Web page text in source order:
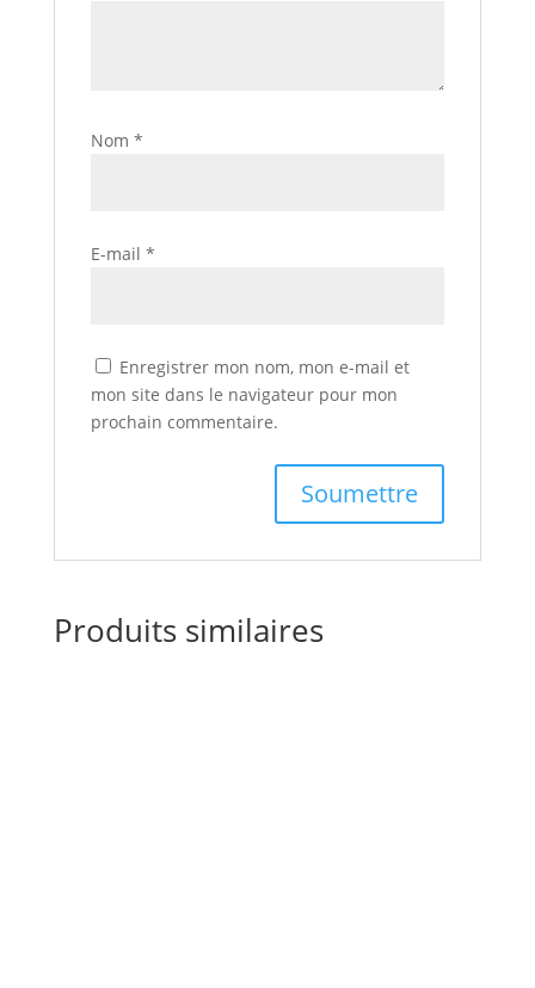
Nom *
E-mail *
Enregistrer mon nom, mon e-mail et
mon site dans le navigateur pour mon
prochain commentaire.
Produits similaires